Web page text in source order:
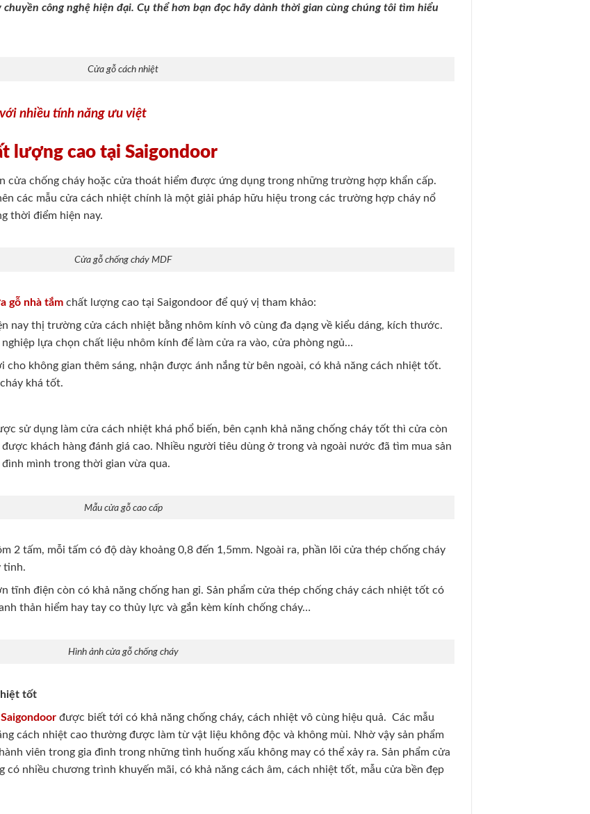
công nghệ hiện đại. Cụ thể hơn bạn đọc hãy dành thời gian cùng chúng tôi tìm hiểu
Cửa gỗ cách nhiệt
nhiều tính năng ưu việt
lượng cao tại Saigondoor
cửa chống cháy hoặc cửa thoát hiểm được ứng dụng trong những trường hợp khẩn cấp.
các mẫu cửa cách nhiệt chính là một giải pháp hữu hiệu trong các trường hợp cháy nổ
thời điểm hiện nay.
Cửa gỗ chống cháy MDF
gỗ nhà tắm chất lượng cao tại Saigondoor để quý vị tham khảo:
nay thị trường cửa cách nhiệt bằng nhôm kính vô cùng đa dạng về kiểu dáng, kích thước.
lựa chọn chất liệu nhôm kính để làm cửa ra vào, cửa phòng ngủ…
không gian thêm sáng, nhận được ánh nắng từ bên ngoài, có khả năng cách nhiệt tốt.
khá tốt.
sử dụng làm cửa cách nhiệt khá phổ biến, bên cạnh khả năng chống cháy tốt thì cửa còn
khách hàng đánh giá cao. Nhiều người tiêu dùng ở trong và ngoài nước đã tìm mua sản
đình mình trong thời gian vừa qua.
Mẫu cửa gỗ cao cấp
2 tấm, mỗi tấm có độ dày khoảng 0,8 đến 1,5mm. Ngoài ra, phần lõi cửa thép chống cháy
tinh.
tĩnh điện còn có khả năng chống han gỉ. Sản phẩm cửa thép chống cháy cách nhiệt tốt có
thản hiểm hay tay co thủy lực và gắn kèm kính chống cháy…
Hình ảnh cửa gỗ chống cháy
tốt
Saigondoor được biết tới có khả năng chống cháy, cách nhiệt vô cùng hiệu quả. Các mẫu
cách nhiệt cao thường được làm từ vật liệu không độc và không mùi. Nhờ vậy sản phẩm
viên trong gia đình trong những tình huống xấu không may có thể xảy ra. Sản phẩm cửa
có nhiều chương trình khuyến mãi, có khả năng cách âm, cách nhiệt tốt, mẫu cửa bền đẹp